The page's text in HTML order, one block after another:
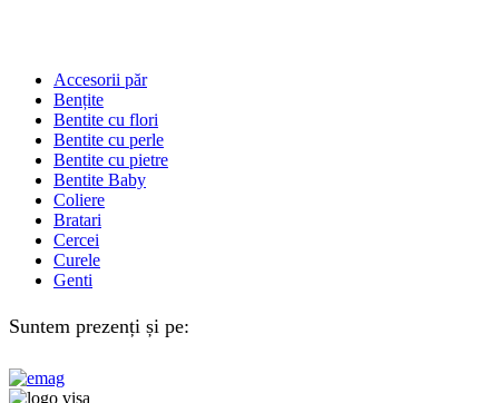
Accesorii păr
Bențite
Bentite cu flori
Bentite cu perle
Bentite cu pietre
Bentite Baby
Coliere
Bratari
Cercei
Curele
Genti
Suntem prezenți și pe: